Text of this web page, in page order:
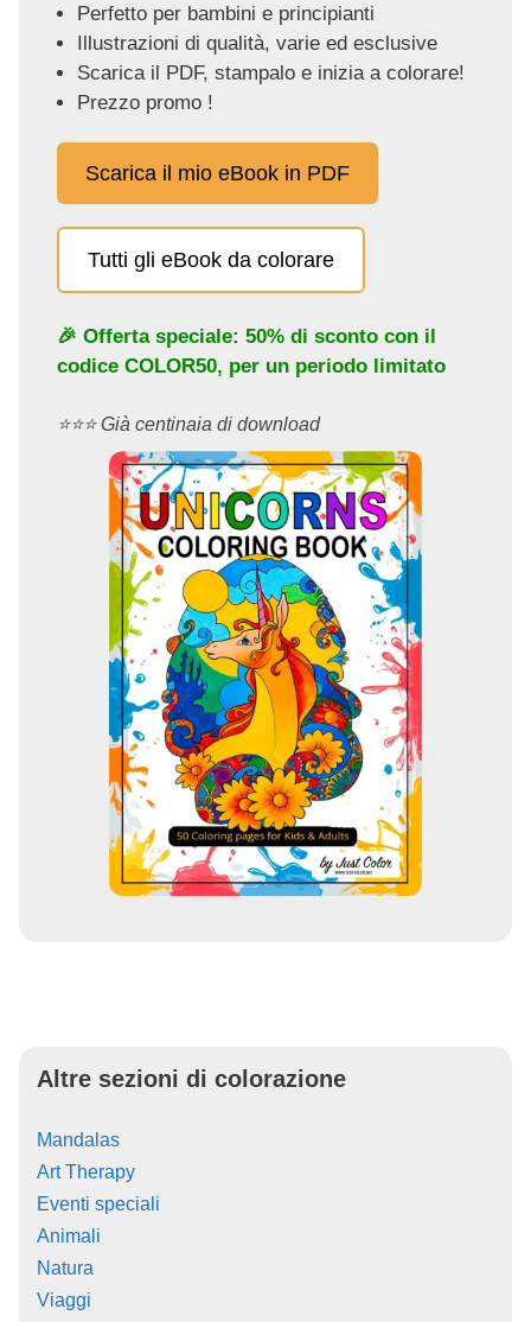
Perfetto per bambini e principianti
Illustrazioni di qualità, varie ed esclusive
Scarica il PDF, stampalo e inizia a colorare!
Prezzo promo !
Scarica il mio eBook in PDF
Tutti gli eBook da colorare
🎉 Offerta speciale: 50% di sconto con il
codice COLOR50, per un periodo limitato
⭐️⭐️⭐️ Già centinaia di download
Altre sezioni di colorazione
Mandalas
Art Therapy
Eventi speciali
Animali
Natura
Viaggi